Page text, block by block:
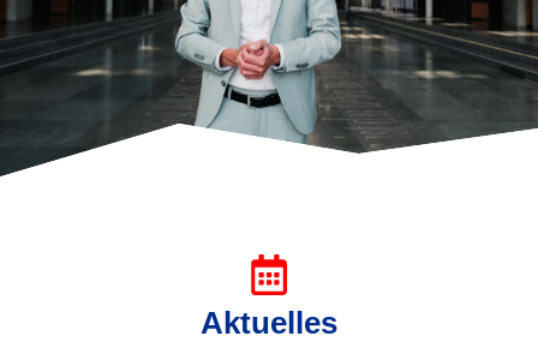
Aktuelles